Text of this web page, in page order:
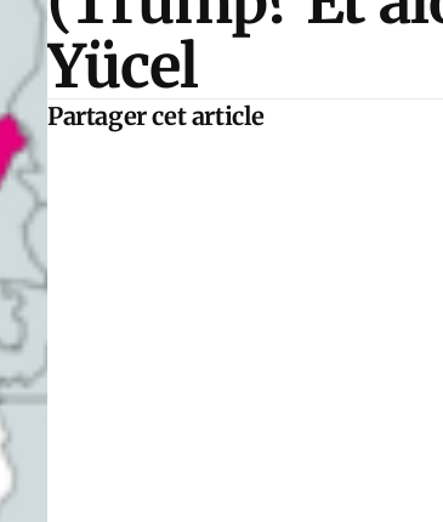
Yücel
Partager cet article